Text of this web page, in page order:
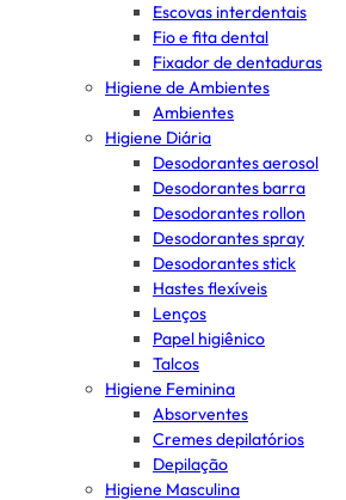
Escovas interdentais
Fio e fita dental
Fixador de dentaduras
Higiene de Ambientes
Ambientes
Higiene Diária
Desodorantes aerosol
Desodorantes barra
Desodorantes rollon
Desodorantes spray
Desodorantes stick
Hastes flexíveis
Lenços
Papel higiênico
Talcos
Higiene Feminina
Absorventes
Cremes depilatórios
Depilação
Higiene Masculina